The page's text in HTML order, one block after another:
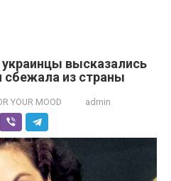
высказались
сбежaла из страны
YOUR MOOD admin